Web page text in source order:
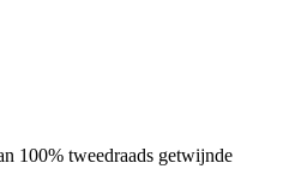
100% tweedraads getwijnde